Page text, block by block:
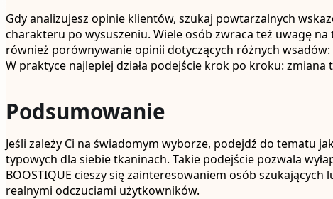
Gdy analizujesz opinie klientów, szukaj powtarzalnych
charakteru po wysuszeniu. Wiele osób zwraca też uwagę
również porównywanie opinii dotyczących różnych
W praktyce najlepiej działa podejście krok po kroku:
Podsumowanie
Jeśli zależy Ci na świadomym wyborze, podejdź do tematu
typowych dla siebie tkaninach. Takie podejście pozwala
BOOSTIQUE cieszy się zainteresowaniem osób
realnymi odczuciami użytkowników.